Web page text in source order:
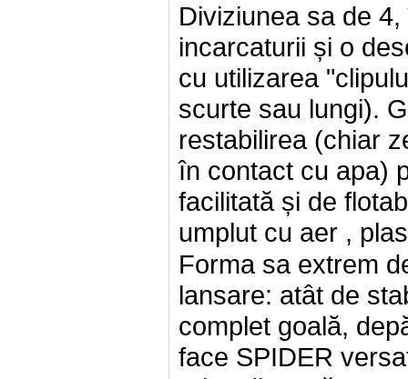
Diviziunea sa de
incarcaturii și o
cu utilizarea
scurte sau lungi).
restabilirea (chiar
în contact cu apa)
facilitată și de
umplut cu aer ,
Forma sa extrem
lansare: atât de
complet goală,
face SPIDER